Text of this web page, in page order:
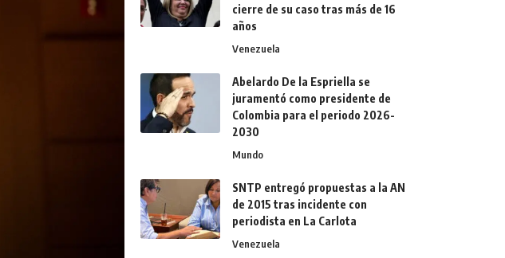
cierre de su caso tras más de 16
años
Venezuela
Abelardo De la Espriella se
juramentó como presidente de
Colombia para el periodo 2026-
2030
Mundo
SNTP entregó propuestas a la AN
de 2015 tras incidente con
periodista en La Carlota
Venezuela